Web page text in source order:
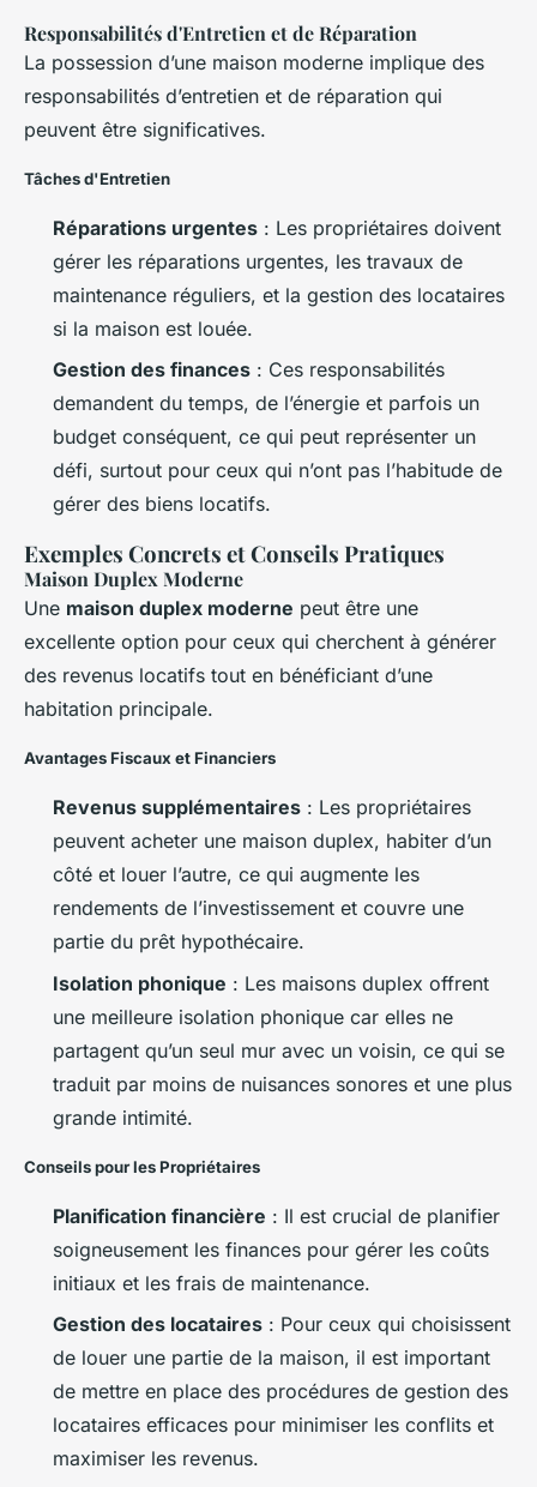
Responsabilités d'Entretien et de Réparation
La possession d’une maison moderne implique des
responsabilités d’entretien et de réparation qui
peuvent être significatives.
Tâches d'Entretien
Réparations urgentes : Les propriétaires doivent
gérer les réparations urgentes, les travaux de
maintenance réguliers, et la gestion des locataires
si la maison est louée.
Gestion des finances : Ces responsabilités
demandent du temps, de l’énergie et parfois un
budget conséquent, ce qui peut représenter un
défi, surtout pour ceux qui n’ont pas l’habitude de
gérer des biens locatifs.
Exemples Concrets et Conseils Pratiques
Maison Duplex Moderne
Une maison duplex moderne peut être une
excellente option pour ceux qui cherchent à générer
des revenus locatifs tout en bénéficiant d’une
habitation principale.
Avantages Fiscaux et Financiers
Revenus supplémentaires : Les propriétaires
peuvent acheter une maison duplex, habiter d’un
côté et louer l’autre, ce qui augmente les
rendements de l’investissement et couvre une
partie du prêt hypothécaire.
Isolation phonique : Les maisons duplex offrent
une meilleure isolation phonique car elles ne
partagent qu’un seul mur avec un voisin, ce qui se
traduit par moins de nuisances sonores et une plus
grande intimité.
Conseils pour les Propriétaires
Planification financière : Il est crucial de planifier
soigneusement les finances pour gérer les coûts
initiaux et les frais de maintenance.
Gestion des locataires : Pour ceux qui choisissent
de louer une partie de la maison, il est important
de mettre en place des procédures de gestion des
locataires efficaces pour minimiser les conflits et
maximiser les revenus.